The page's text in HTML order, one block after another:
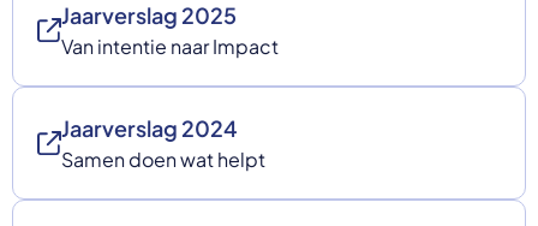
Jaarverslag 2025
Van intentie naar Impact
Jaarverslag 2024
Samen doen wat helpt